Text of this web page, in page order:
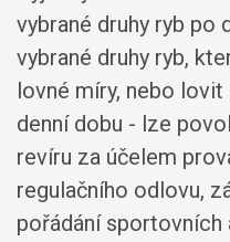
vybrané druhy ryb po
vybrané druhy ryb,
lovné míry, nebo
denní dobu - lze
revíru za účelem
regulačního odlovu,
pořádání